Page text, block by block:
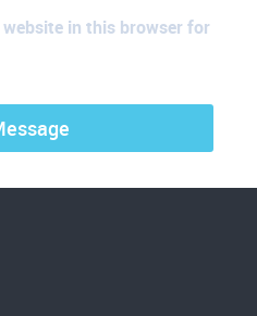
in this browser for